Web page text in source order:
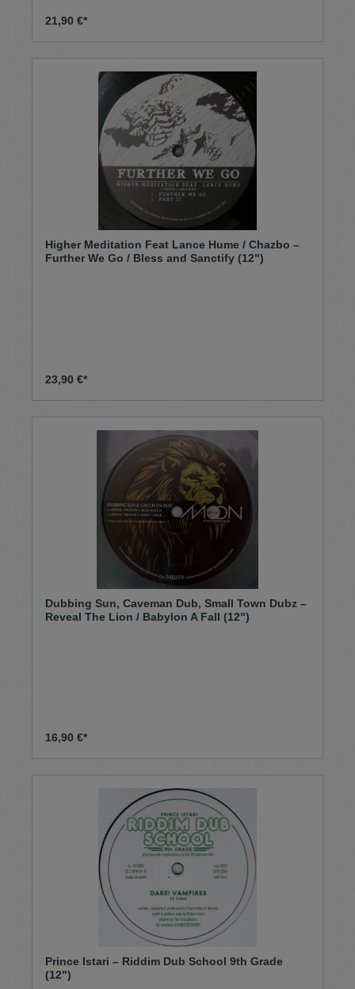
21,90 €*
Higher Meditation Feat Lance Hume / Chazbo –
Further We Go / Bless and Sanctify (12")
23,90 €*
Dubbing Sun, Caveman Dub, Small Town Dubz –
Reveal The Lion / Babylon A Fall (12")
16,90 €*
Prince Istari – Riddim Dub School 9th Grade
(12")